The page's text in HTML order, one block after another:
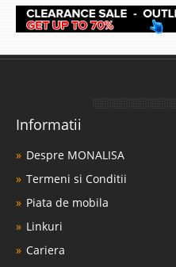
Informatii
Despre MONALISA
Termeni si Conditii
Piata de mobila
Linkuri
Cariera